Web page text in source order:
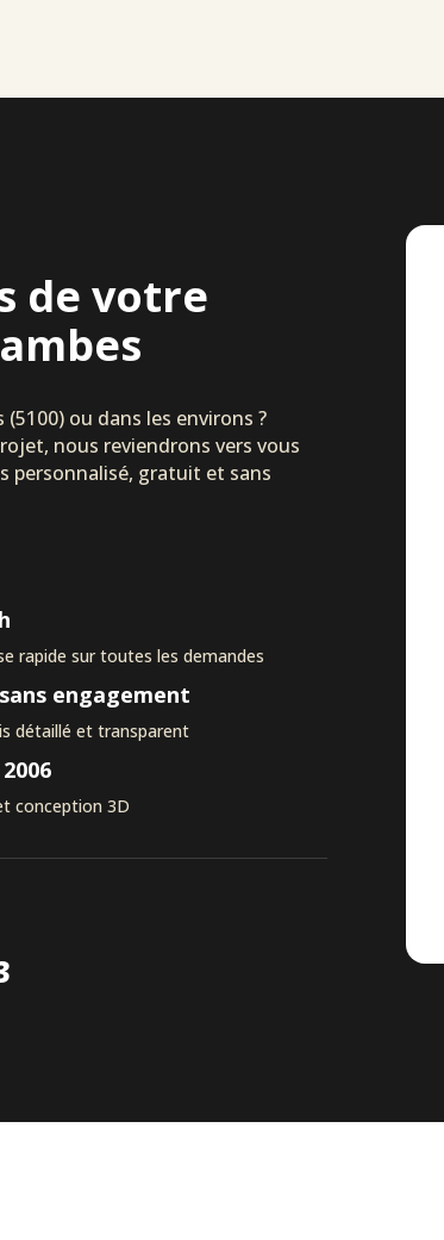
de votre
(5100) ou dans les environs ?
nous reviendrons vers vous
personnalisé, gratuit et sans
rapide sur toutes les demandes
engagement
détaillé et transparent
3D